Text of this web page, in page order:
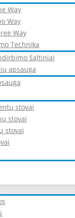
Way
Way
Way
Technika
šaltiniai
apsauga
stovai
stovai
stovai